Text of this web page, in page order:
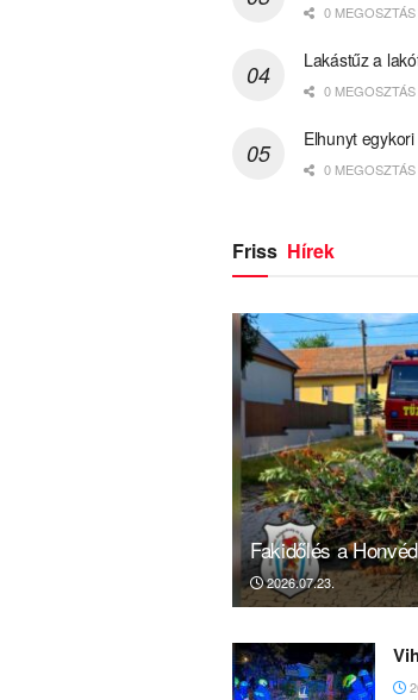
0 MEGOSZTÁS
Lakástűz a
0 MEGOSZTÁS
Elhunyt
0 MEGOSZTÁS
Friss Hírek
Fakidőlés a
2026.07.23.